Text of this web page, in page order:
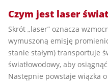
Czym jest laser
Skrót „laser” oznacza
wymuszoną emisję
stanie stałym) transportuje
światłowodowy, aby
Następnie powstaje wiązka